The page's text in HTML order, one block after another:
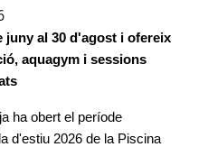
juny al 30 d'agost i ofereix
aquagym i sessions
ha obert el període
d'estiu 2026 de la Piscina